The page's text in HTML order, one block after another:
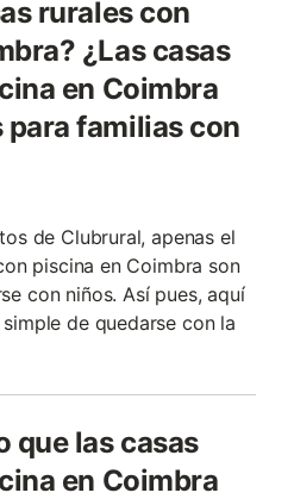
rurales con
¿Las casas
en Coimbra
para familias con
de Clubrural, apenas el
piscina en Coimbra son
con niños. Así pues, aquí
de quedarse con la
que las casas
en Coimbra